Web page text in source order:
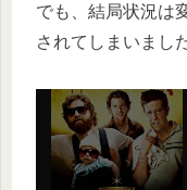
でも、結局状況は
されてしまいまし